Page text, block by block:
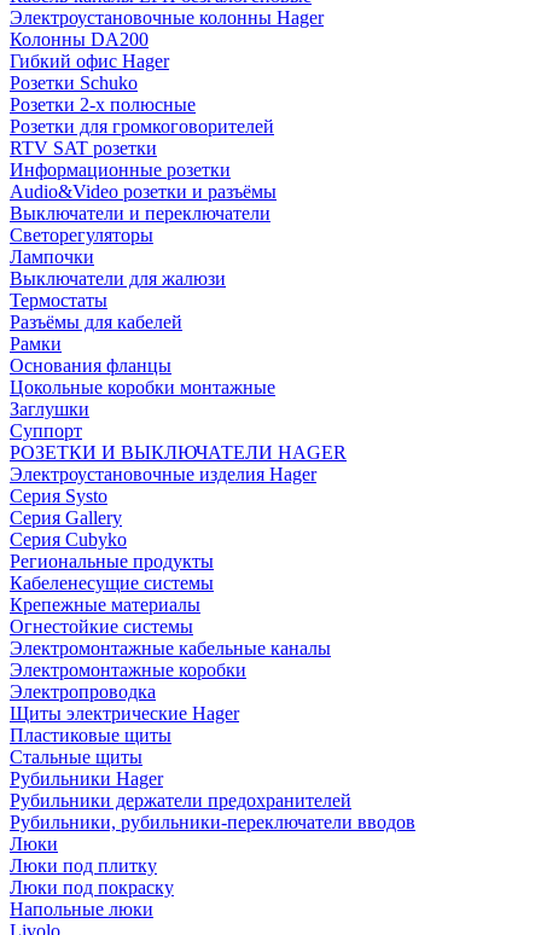
Электроустановочные колонны Hager
Колонны DA200
Гибкий офис Hager
Розетки Schuko
Розетки 2-х полюсные
Розетки для громкоговорителей
RTV SAT розетки
Информационные розетки
Audio&Video розетки и разъёмы
Выключатели и переключатели
Светорегуляторы
Лампочки
Выключатели для жалюзи
Термостаты
Разъёмы для кабелей
Рамки
Основания фланцы
Цокольные коробки монтажные
Заглушки
Суппорт
РОЗЕТКИ И ВЫКЛЮЧАТЕЛИ HAGER
Электроустановочные изделия Hager
Серия Systo
Серия Gallery
Серия Cubyko
Региональные продукты
Кабеленесущие системы
Крепежные материалы
Огнестойкие системы
Электромонтажные кабельные каналы
Электромонтажные коробки
Электропроводка
Щиты электрические Hager
Пластиковые щиты
Стальные щиты
Рубильники Hager
Рубильники держатели предохранителей
Рубильники, рубильники-переключатели вводов
Люки
Люки под плитку
Люки под покраску
Напольные люки
Livolo